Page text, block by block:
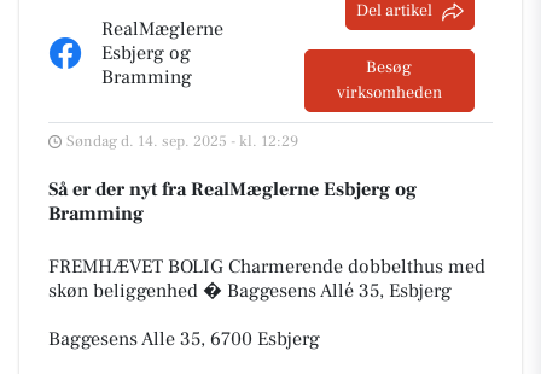
RealMæglerne
Esbjerg og
Bramming
Del artikel
Besøg
virksomheden
Søndag d. 14. sep. 2025 - kl. 12:29
Så er der nyt fra RealMæglerne Esbjerg og
Bramming
FREMHÆVET BOLIG Charmerende dobbelthus med
skøn beliggenhed � Baggesens Allé 35, Esbjerg
Baggesens Alle 35, 6700 Esbjerg